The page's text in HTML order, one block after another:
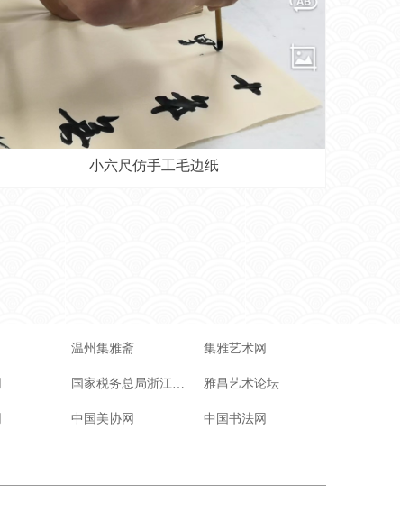
小六尺仿手工毛边纸
集雅艺术网
雅昌艺术论坛
国家税务总局浙江省电子税务局
温州集雅斋
中国美协网 中国书法网